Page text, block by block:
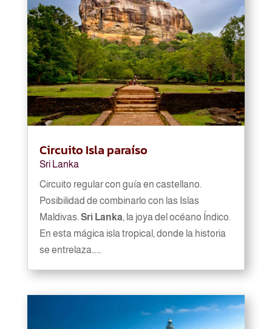
Circuito Isla paraíso
Sri Lanka
Circuito regular con guía en castellano.
Posibilidad de combinarlo con las Islas
Maldivas. Sri Lanka, la joya del océano Índico.
En esta mágica isla tropical, donde la historia
se entrelaza……